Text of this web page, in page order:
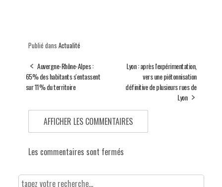
Publié dans Actualité
Auvergne-Rhône-Alpes :
65% des habitants s'entassent
sur 11% du territoire
Lyon : après l'expérimentation,
vers une piétonnisation
définitive de plusieurs rues de
Lyon
AFFICHER LES COMMENTAIRES
Les commentaires sont fermés